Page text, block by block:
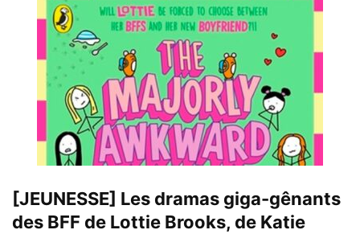
[JEUNESSE] Les dramas giga-gênants
des BFF de Lottie Brooks, de Katie